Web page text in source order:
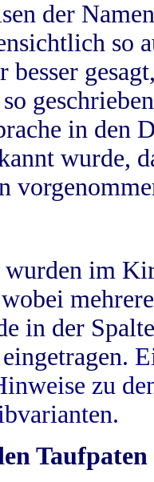
der
so
besser
in
wurde,
im
in der
zu
Taufpaten